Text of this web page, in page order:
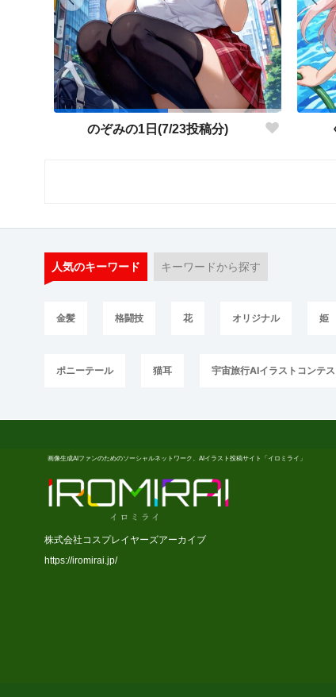
のぞみの1日(7/23投稿分)
人気のキーワード キーワードから探す
金髪 格闘技 花 オリジナル 姫
ポニーテール 猫耳 宇宙旅行AIイラストコンテス
画像生成AIファンのためのソーシャルネットワーク、AIイラスト投稿サイト「イロミライ」
株式会社コスプレイヤーズアーカイブ
https://iromirai.jp/